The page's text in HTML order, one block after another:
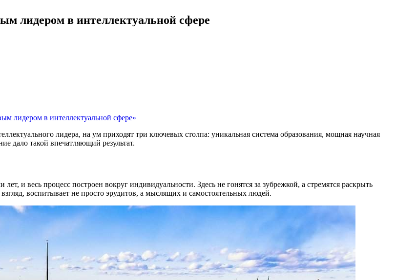
лидером в интеллектуальной сфере
лидером в интеллектуальной сфере»
лидера, на ум приходят три ключевых столпа: уникальная система образования, мощная научная
дало такой впечатляющий результат.
и весь процесс построен вокруг индивидуальности. Здесь не гонятся за зубрежкой, а стремятся раскрыть
воспитывает не просто эрудитов, а мыслящих и самостоятельных людей.